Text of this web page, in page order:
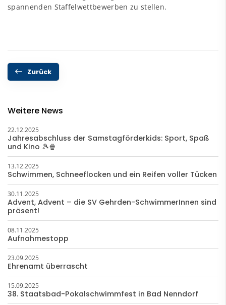
spannenden Staffelwettbewerben zu stellen.
Zurück
Weitere News
22.12.2025
Jahresabschluss der Samstagförderkids: Sport, Spaß
und Kino 🎾🍿
13.12.2025
Schwimmen, Schneeflocken und ein Reifen voller Tücken
30.11.2025
Advent, Advent – die SV Gehrden-SchwimmerInnen sind
präsent!
08.11.2025
Aufnahmestopp
23.09.2025
Ehrenamt überrascht
15.09.2025
38. Staatsbad-Pokalschwimmfest in Bad Nenndorf